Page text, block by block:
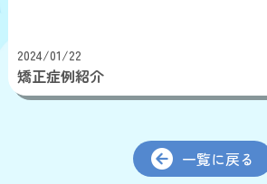
2024/01/22
矯正症例紹介
一覧に戻る